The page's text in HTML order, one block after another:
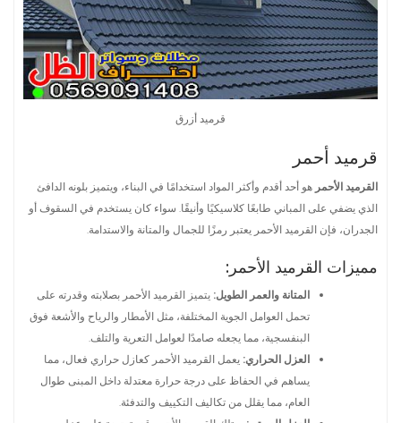
قرميد أزرق
قرميد أحمر
القرميد الأحمر هو أحد أقدم وأكثر المواد استخدامًا في البناء، ويتميز بلونه الدافئ
الذي يضفي على المباني طابعًا كلاسيكيًا وأنيقًا. سواء كان يستخدم في السقوف أو
الجدران، فإن القرميد الأحمر يعتبر رمزًا للجمال والمتانة والاستدامة.
مميزات القرميد الأحمر:
المتانة والعمر الطويل: يتميز القرميد الأحمر بصلابته وقدرته على
تحمل العوامل الجوية المختلفة، مثل الأمطار والرياح والأشعة فوق
البنفسجية، مما يجعله صامدًا لعوامل التعرية والتلف.
العزل الحراري: يعمل القرميد الأحمر كعازل حراري فعال، مما
يساهم في الحفاظ على درجة حرارة معتدلة داخل المبنى طوال
العام، مما يقلل من تكاليف التكييف والتدفئة.